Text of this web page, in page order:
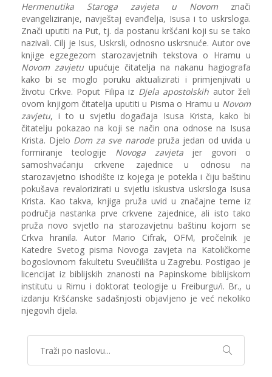
Hermenutika Staroga zavjeta u Novom znači
evangeliziranje, navještaj evanđelja, Isusa i to uskrsloga.
Znači uputiti na Put, tj. da postanu kršćani koji su se tako
nazivali. Cilj je Isus, Uskrsli, odnosno uskrsnuće. Autor ove
knjige egzegezom starozavjetnih tekstova o Hramu u
Novom zavjetu upućuje čitatelja na nakanu hagiografa
kako bi se moglo poruku aktualizirati i primjenjivati u
životu Crkve. Poput Filipa iz Djela apostolskih autor želi
ovom knjigom čitatelja uputiti u Pisma o Hramu u Novom
zavjetu, i to u svjetlu događaja Isusa Krista, kako bi
čitatelju pokazao na koji se način ona odnose na Isusa
Krista. Djelo Dom za sve narodepruža jedan od uvida u
formiranje teologije Novoga zavjetajer govori o
samoshvaćanju crkvene zajednice u odnosu na
starozavjetno ishodište iz kojega je potekla i čiju baštinu
pokušava revalorizirati u svjetlu iskustva uskrsloga Isusa
Krista. Kao takva, knjiga pruža uvid u značajne teme iz
područja nastanka prve crkvene zajednice, ali isto tako
pruža novo svjetlo na starozavjetnu baštinu kojom se
Crkva hranila. Autor Mario Cifrak, OFM, pročelnik je
Katedre Svetog pisma Novoga zavjeta na Katoličkome
bogoslovnom fakultetu Sveučilišta u Zagrebu. Postigao je
licencijat iz biblijskih znanosti na Papinskome biblijskom
institutu u Rimu i doktorat teologije u Freiburgu/i. Br., u
izdanju Kršćanske sadašnjosti objavljeno je već nekoliko
njegovih djela.